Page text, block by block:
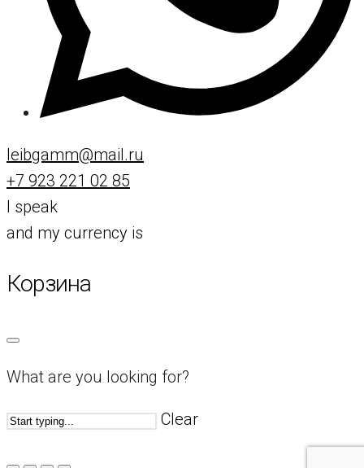
leibgamm@mail.ru
+7 923 221 02 85
I speak
and my currency is
Корзина
What are you looking for?
Clear